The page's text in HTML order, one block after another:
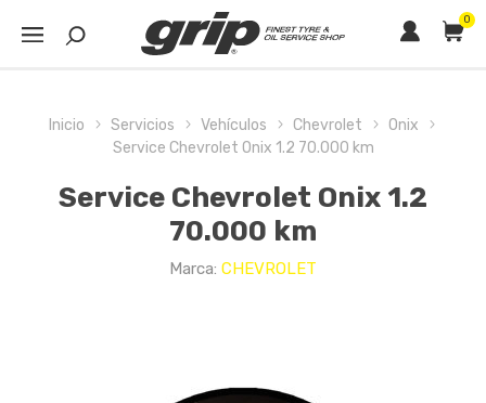
0
Inicio Servicios Vehículos Chevrolet
Onix
Service Chevrolet Onix 1.2 70.000 km
Service Chevrolet Onix 1.2
70.000 km
Marca: CHEVROLET